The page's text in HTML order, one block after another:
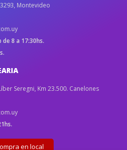
Montevideo
de 8 a 17:30hs.
Seregni, Km 23.500. Canelones
en local